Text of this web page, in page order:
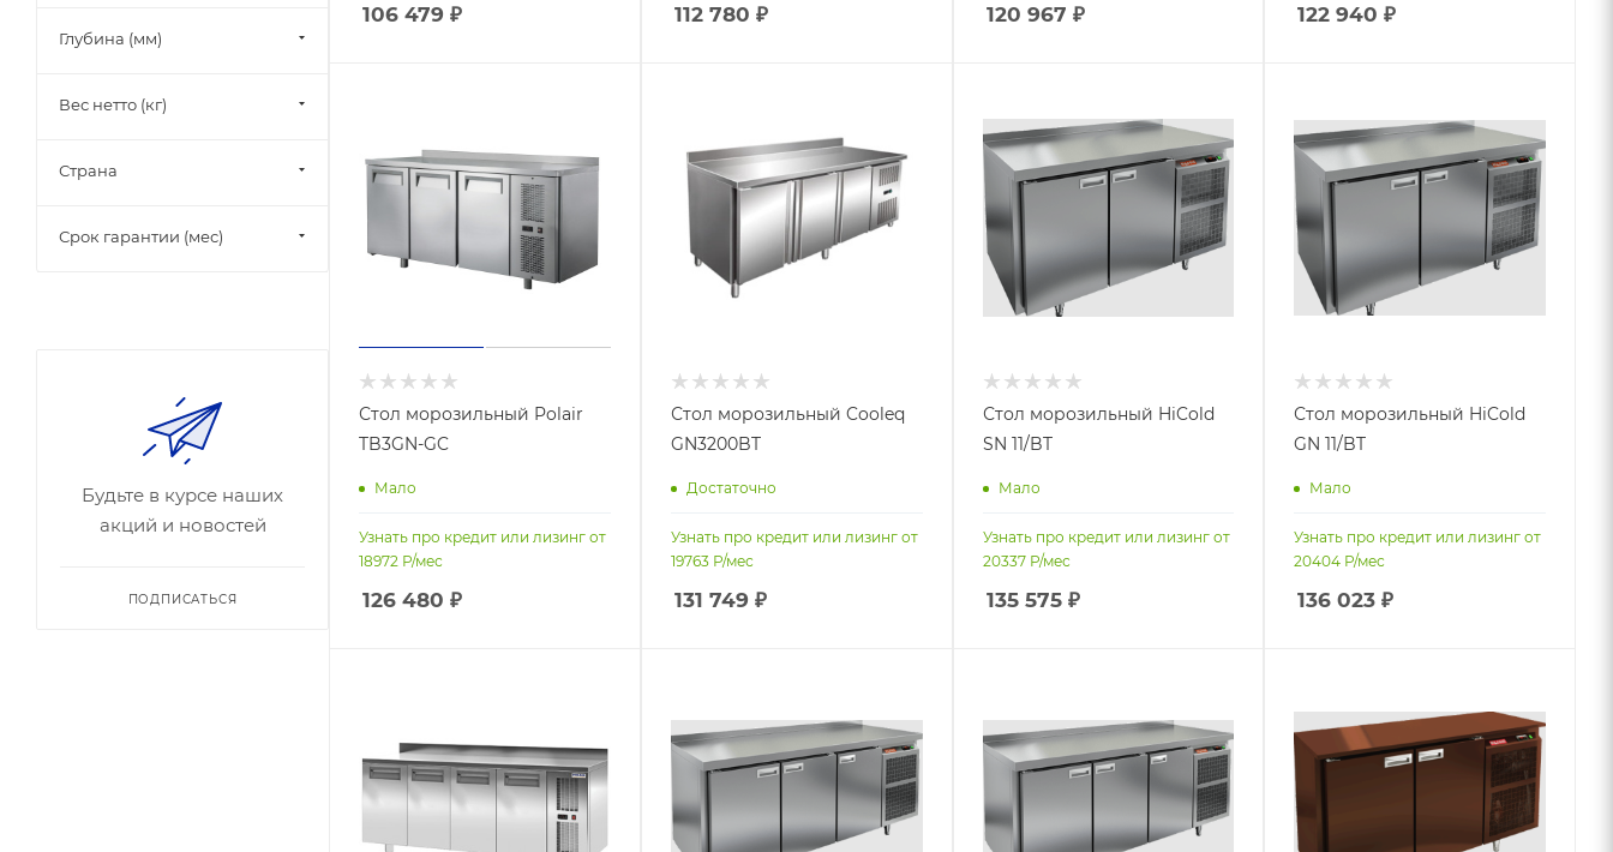
106 479 ₽ 112 780 ₽ 120 967 ₽ 122 940 ₽
Стол морозильный Polair
TB3GN-GC
Мало
Узнать про кредит или лизинг от
18972 Р/мес
126 480 ₽
Стол морозильный Cooleq
GN3200BT
Достаточно
Узнать про кредит или лизинг от
19763Р/мес
131 749 ₽
Стол морозильный HiCold
SN 11/BT
Мало
Узнать про кредит или лизинг от
20337Р/мес
135 575₽
Стол морозильный HiCold
GN 11/BT
Мало
Узнать про кредит или лизинг от
20404 Р/мес
136 023 ₽
Глубина (мм)
Вес нетто (кг)
Страна
Срок гарантии (мес)
Будьте в курсе наших
акций и новостей
ПОДПИСАТЬСЯ